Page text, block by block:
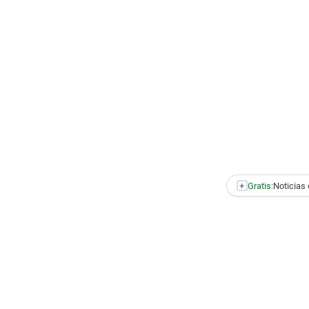
+ Gratis:Noticias